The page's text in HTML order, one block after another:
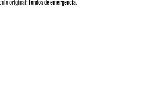
original: Fondos de emergencia.